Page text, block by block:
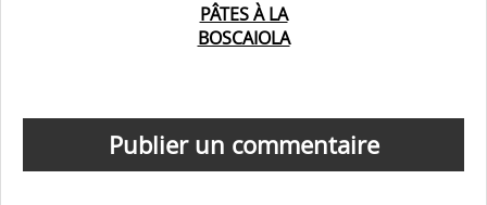
PÂTES À LA
BOSCAIOLA
Publier un commentaire